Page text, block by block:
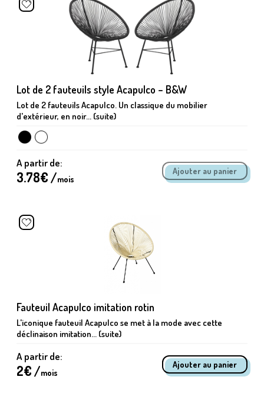
Lot de 2 fauteuils style Acapulco – B&W
Lot de 2 fauteuils Acapulco. Un classique du mobilier
d'extérieur, en noir... (suite)
A partir de:
3.78€ /mois
Fauteuil Acapulco imitation rotin
L'iconique fauteuil Acapulco se met à la mode avec cette
déclinaison imitation... (suite)
A partir de:
2€ /mois